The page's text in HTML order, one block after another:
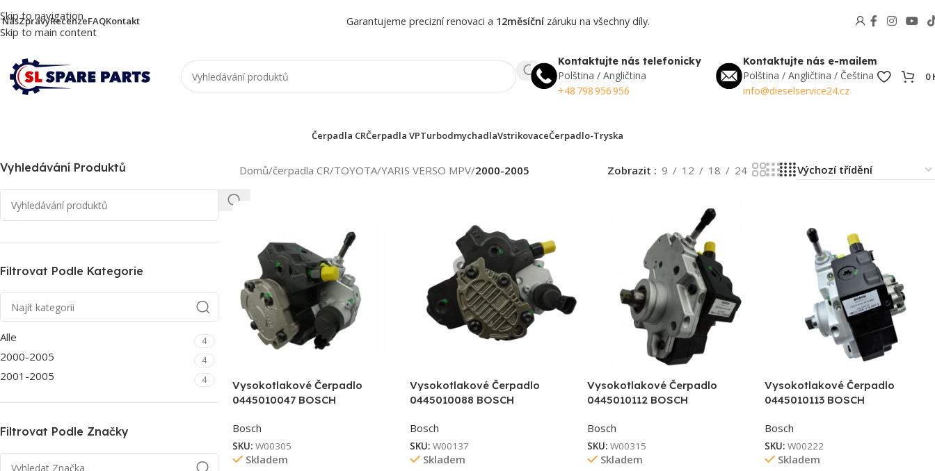
Skip to navigation
Skip to main content
NásZprávyRecenzeFAQKontakt Garantujeme precizní renovaci a 12měsíčnízáruku na všechny díly.
Kontaktujte nás telefonicky
Polština / Angličtina
+48 798 956 956
Kontaktujte nás e-mailem
Polština / Angličtina / Čeština
info@dieselservice24.cz
0
Čerpadla CRČerpadla VPTurbodmychadlaVstrikovaceČerpadlo-Tryska
Vyhledávání Produktů
Filtrovat Podle Kategorie
Alle 4
2000-2005 4
2001-2005 4
Filtrovat Podle Značky
Domů/čerpadla CR/TOYOTA/YARIS VERSO MPV/2000-2005 Zobrazit 9 12 18 24
Vysokotlakové Čerpadlo
0445010047 BOSCH
Bosch
SKU: W00305
Skladem
Vysokotlakové Čerpadlo
0445010088 BOSCH
Bosch
SKU: W00137
Skladem
Vysokotlakové Čerpadlo
0445010112 BOSCH
Bosch
SKU: W00315
Skladem
Vysokotlakové Čerpadlo
0445010113 BOSCH
Bosch
SKU: W00222
Skladem